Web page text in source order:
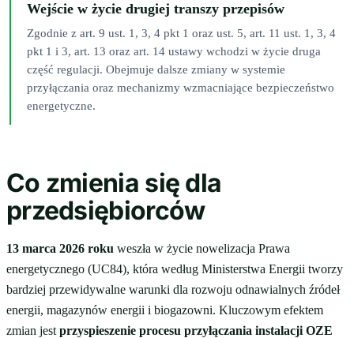
Wejście w życie drugiej transzy przepisów
Zgodnie z art. 9 ust. 1, 3, 4 pkt 1 oraz ust. 5, art. 11 ust. 1, 3, 4
pkt 1 i 3, art. 13 oraz art. 14 ustawy wchodzi w życie druga
część regulacji. Obejmuje dalsze zmiany w systemie
przyłączania oraz mechanizmy wzmacniające bezpieczeństwo
energetyczne.
Co zmienia się dla
przedsiębiorców
13 marca 2026 roku weszła w życie nowelizacja Prawa
energetycznego (UC84), która według Ministerstwa Energii tworzy
bardziej przewidywalne warunki dla rozwoju odnawialnych źródeł
energii, magazynów energii i biogazowni. Kluczowym efektem
zmian jest przyspieszenie procesu przyłączania instalacji OZE